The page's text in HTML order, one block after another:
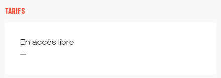
TARIFS
En accès libre
—